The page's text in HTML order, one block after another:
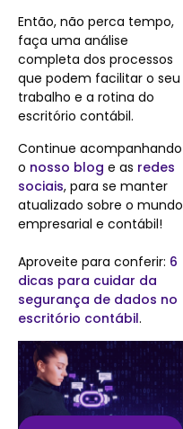
Então, não perca tempo,
faça uma análise
completa dos processos
que podem facilitar o seu
trabalho e a rotina do
escritório contábil.
Continue acompanhando
o nosso blog e as redes
sociais, para se manter
atualizado sobre o mundo
empresarial e contábil!
Aproveite para conferir: 6
dicas para cuidar da
segurança de dados no
escritório contábil.